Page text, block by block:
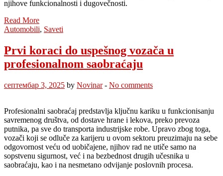
njihove funkcionalnosti i dugovečnosti.
Read More
Automobili, Saveti
Prvi koraci do uspešnog vozača u
profesionalnom saobraćaju
септембар 3, 2025 by Novinar- No comments
Profesionalni saobraćaj predstavlja ključnu kariku u funkcionisanju
savremenog društva, od dostave hrane i lekova, preko prevoza
putnika, pa sve do transporta industrijske robe. Upravo zbog toga,
vozači koji se odluče za karijeru u ovom sektoru preuzimaju na sebe
odgovornost veću od uobičajene, njihov rad ne utiče samo na
sopstvenu sigurnost, već i na bezbednost drugih učesnika u
saobraćaju, kao i na nesmetano odvijanje poslovnih procesa.